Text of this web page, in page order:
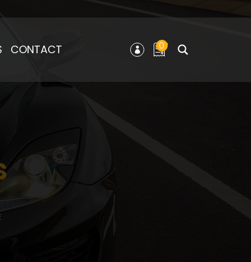
CONTACT 0